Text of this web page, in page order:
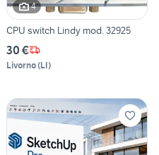
4
CPU switch Lindy mod. 32925
30 €
Livorno(LI)